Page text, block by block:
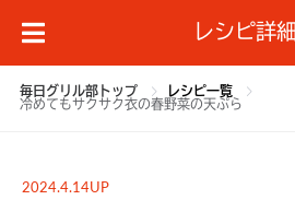
レシピ詳細
毎日グリル部トップ
レシピ一覧
冷めてもサクサク衣の春野菜の天ぷら
2024.4.14UP